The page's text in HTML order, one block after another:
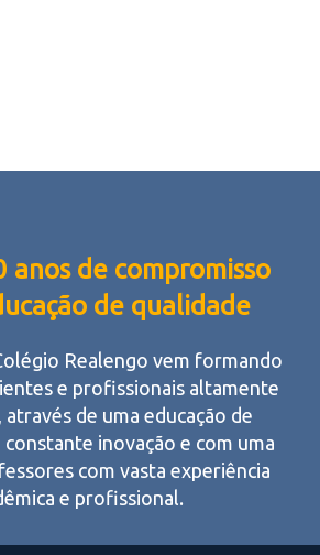
anos de compromisso
de qualidade
Realengo vem formando
e profissionais altamente
através de uma educação de
constante inovação e com uma
com vasta experiência
e profissional.